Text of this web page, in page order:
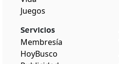
Juegos
Servicios
Membresía
HoyBusco